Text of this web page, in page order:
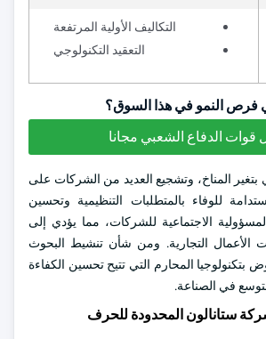
التكاليف الأولية المرتفعة
التعقيد التكنولوجي
فرص النمو في هذا السوق؟
قوات الدفاع الشعبي مجانا
بتغير المناخ، وتشجيع العديد من الشركات على
للوفاء بالمتطلبات التنظيمية وتحسين
الاجتماعية للشركات، مما يؤدي إلى
الأعمال التجارية. ومن شأن تنشيط البحوث
بتكنولوجيا المحارم التي تتيح تحسين الكفاءة
في الصناعة.
ستانالون المحدودة للحرف